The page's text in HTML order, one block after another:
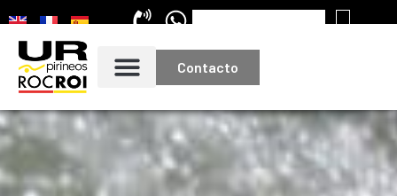
Contacto